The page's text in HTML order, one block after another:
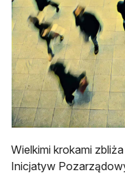
Wielkimi krokami
Inicjatyw